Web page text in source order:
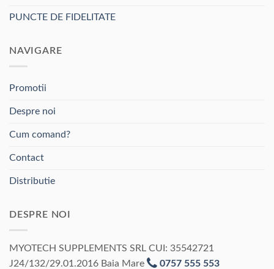
PUNCTE DE FIDELITATE
NAVIGARE
Promotii
Despre noi
Cum comand?
Contact
Distributie
DESPRE NOI
MYOTECH SUPPLEMENTS SRL CUI: 35542721
J24/132/29.01.2016 Baia Mare
0757 555 553